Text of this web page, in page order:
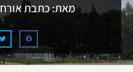
מאת:כתבת אורח